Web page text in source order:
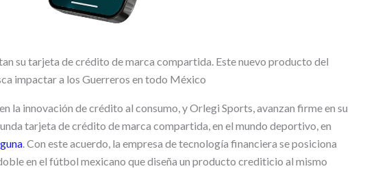
su tarjeta de crédito de marca compartida. Este nuevo producto del
impactar a los Guerreros en todo México
la innovación de crédito al consumo, y Orlegi Sports, avanzan firme en su
tarjeta de crédito de marca compartida, en el mundo deportivo, en
. Con este acuerdo, la empresa de tecnología financiera se posiciona
en el fútbol mexicano que diseña un producto crediticio al mismo